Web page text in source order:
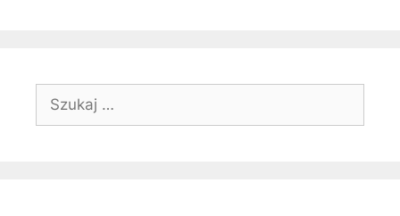
Szukaj: